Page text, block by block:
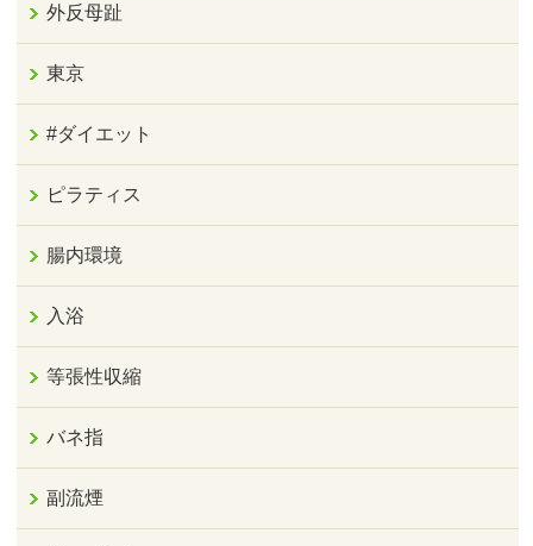
外反母趾
東京
#ダイエット
ピラティス
腸内環境
入浴
等張性収縮
バネ指
副流煙